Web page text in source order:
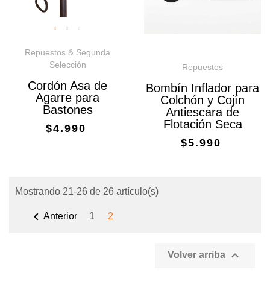
Repuestos & Segunda
Selección
Cordón Asa de
Agarre para
Bastones
$4.990
Repuestos
Bombín Inflador para
Colchón y Cojín
Antiescara de
Flotación Seca
$5.990
Mostrando 21-26 de 26 artículo(s)
 Anterior 1 2
Volver arriba 